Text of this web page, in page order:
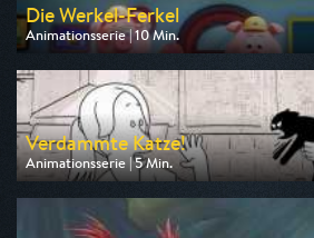
Die Werkel-Ferkel
Animationsserie | 10 Min.
Ausgestrahlt von ZDF
am 09.08.2026, 06:00
Verdammte Katze!
Animationsserie | 5 Min.
Ausgestrahlt von arte
am 11.08.2026, 03:20